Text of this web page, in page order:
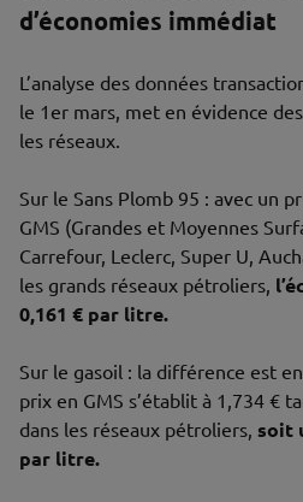
d’économies immédiat
L’analyse des données
le 1er mars, met en évidence
les réseaux.
Sur le Sans Plomb 95 : avec un
GMS (Grandes et Moyennes
Carrefour, Leclerc, Super U,
les grands réseaux pétroliers,
0,161 € par litre.
Sur le gasoil : la différence est
prix en GMS s’établit à 1,734 €
dans les réseaux pétroliers, soit
par litre.